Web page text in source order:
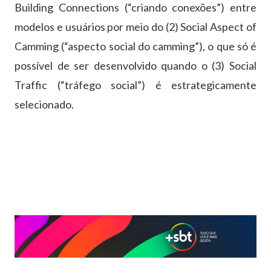
Building Connections (“criando conexões”) entre
modelos e usuários por meio do (2) Social Aspect of
Camming (“aspecto social do camming”), o que só é
possível de ser desenvolvido quando o (3) Social
Traffic (“tráfego social”) é estrategicamente
selecionado.